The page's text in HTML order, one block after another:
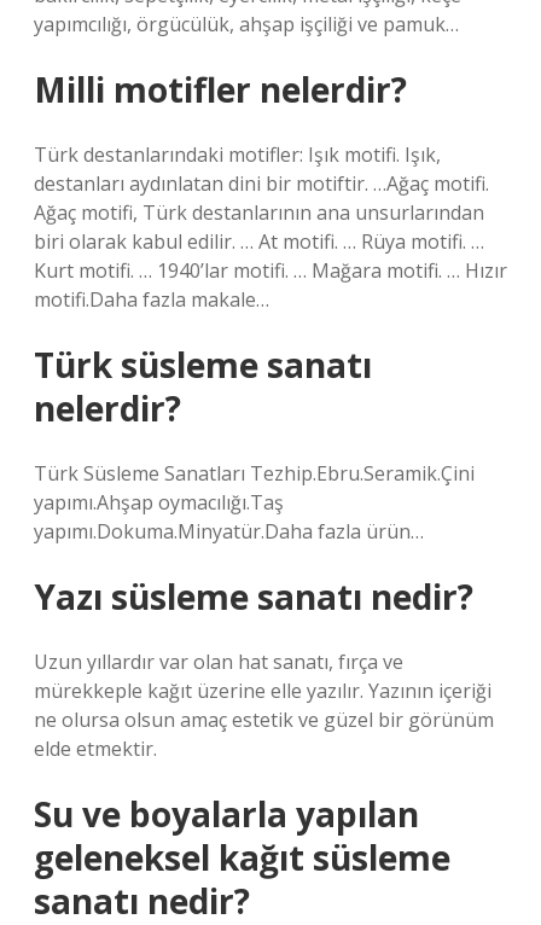
yapımcılığı, örgücülük, ahşap işçiliği ve pamuk…
Milli motifler nelerdir?
Türk destanlarındaki motifler: Işık motifi. Işık,
destanları aydınlatan dini bir motiftir. …Ağaç motifi.
Ağaç motifi, Türk destanlarının ana unsurlarından
biri olarak kabul edilir. … At motifi. … Rüya motifi. …
Kurt motifi. … 1940’lar motifi. … Mağara motifi. … Hızır
motifi.Daha fazla makale…
Türk süsleme sanatı
nelerdir?
Türk Süsleme Sanatları Tezhip.Ebru.Seramik.Çini
yapımı.Ahşap oymacılığı.Taş
yapımı.Dokuma.Minyatür.Daha fazla ürün…
Yazı süsleme sanatı nedir?
Uzun yıllardır var olan hat sanatı, fırça ve
mürekkeple kağıt üzerine elle yazılır. Yazının içeriği
ne olursa olsun amaç estetik ve güzel bir görünüm
elde etmektir.
Su ve boyalarla yapılan
geleneksel kağıt süsleme
sanatı nedir?